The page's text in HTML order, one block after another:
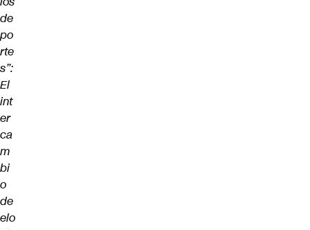
de
po
rte
s”:
El
int
er
ca
m
bi
o
de
elo